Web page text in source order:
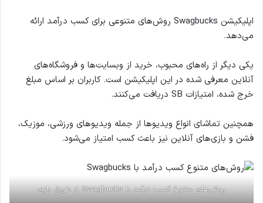
اپلیکیشن Swagbucks روش‌های متنوعی برای کسب درآمد ارائه
می‌دهد.
یکی دیگر از راه‌های محبوب، خرید از وبسایت‌ها و فروشگاه‌های
آنلاین معرفی شده در این اپلیکیشن است. کاربران بر اساس مبلغ
خرج شده، امتیازات SB دریافت می‌کنند.
همچنین تماشای انواع ویدیوها از جمله ویدیوهای ورزشی، موزیک،
فشن و بازی‌های آنلاین نیز باعث کسب امتیاز می‌شود.
روش‌های متنوع کسب درآمد با Swagbucks از طریق بازی